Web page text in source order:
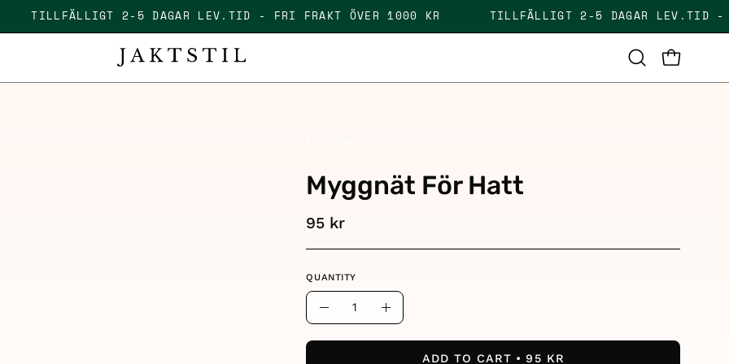
TILLFÄLLIGT 2-5 DAGAR LEV.TID - FRI FRAKT ÖVER 1000 KR TILLFÄLLIGT 2-5 DAGAR
Open
search
OPEN
Myggnät För Hatt
95 kr
QUANTITY
Quantity
Quantity
Increase
Quantity
ADD TO CART 95 KR